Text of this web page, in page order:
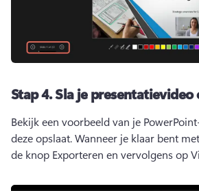
Stap 4. Sla je presentatievideo
Bekijk een voorbeeld van je
deze opslaat. Wanneer je klaar bent
de knop Exporteren en vervolgens op